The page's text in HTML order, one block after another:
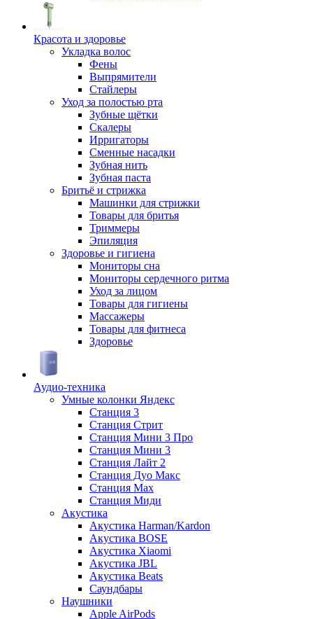
Красота и здоровье
Укладка волос
Фены
Выпрямители
Стайлеры
Уход за полостью рта
Зубные щётки
Скалеры
Ирригаторы
Сменные насадки
Зубная нить
Зубная паста
Бритьё и стрижка
Машинки для стрижки
Товары для бритья
Триммеры
Эпиляция
Здоровье и гигиена
Мониторы сна
Мониторы сердечного ритма
Уход за лицом
Товары для гигиены
Массажеры
Товары для фитнеса
Здоровье
Аудио-техника
Умные колонки Яндекс
Станция 3
Станция Стрит
Станция Мини 3 Про
Станция Мини 3
Станция Лайт 2
Станция Дуо Макс
Станция Max
Станция Миди
Акустика
Акустика Harman/Kardon
Акустика BOSE
Акустика Xiaomi
Акустика JBL
Акустика Beats
Саундбары
Наушники
Apple AirPods